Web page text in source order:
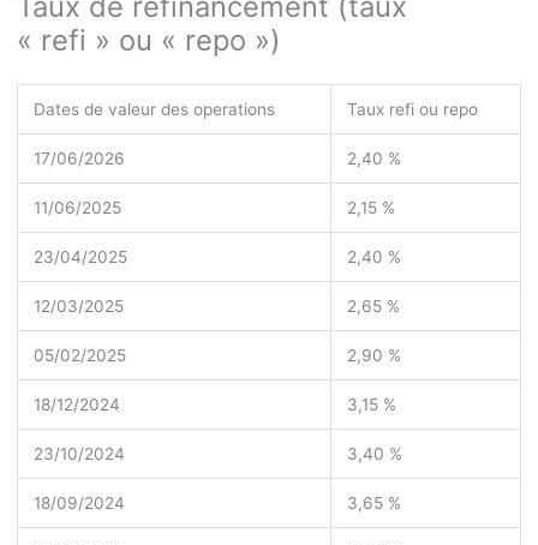
« refi » ou « repo »)
Dates de valeur des operations Taux refi ou repo
17/06/2026 2,40 %
11/06/2025 2,15 %
23/04/2025 2,40 %
12/03/2025 2,65 %
05/02/2025 2,90 %
18/12/2024 3,15 %
23/10/2024 3,40 %
18/09/2024 3,65 %